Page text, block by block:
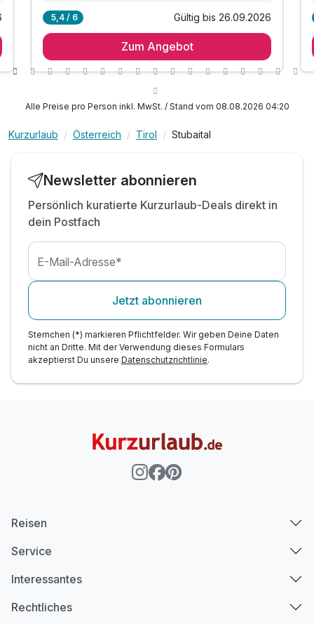
1 x reichhaltiges Frühstück vom Buffet
inkl. Nutzung von Hallenbad
inkl. Nutzung der Hallenbad-Handtücher
Wochenprogrammes
5,4 / 6 Gültig bis 26.09.2026
Zum Angebot
Alle Preise pro Person inkl. MwSt. / Stand vom 08.08.2026 04:20
Kurzurlaub Österreich Tirol Stubaital
Newsletter abonnieren
Persönlich kuratierte Kurzurlaub-Deals direkt in
dein Postfach
E-Mail-Adresse*
Jetzt abonnieren
Sternchen (*) markieren Pflichtfelder. Wir geben Deine Daten
nicht an Dritte. Mit der Verwendung dieses Formulars
akzeptierst Du unsere Datenschutzrichtlinie.
Reisen
Service
Interessantes
Rechtliches